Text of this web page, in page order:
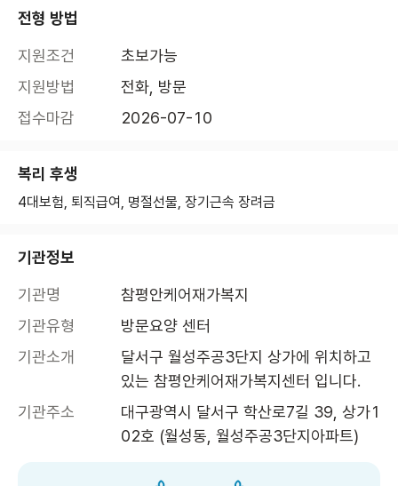
전형 방법
지원조건
초보가능
지원방법
전화, 방문
접수마감
2026-07-10
복리 후생
4대보험, 퇴직급여, 명절선물, 장기근속 장려금
기관정보
기관명
참평안케어재가복지
기관유형
방문요양 센터
기관소개
달서구 월성주공3단지 상가에 위치하고
있는 참평안케어재가복지센터 입니다.
기관주소
대구광역시 달서구 학산로7길 39, 상가1
02호 (월성동, 월성주공3단지아파트)